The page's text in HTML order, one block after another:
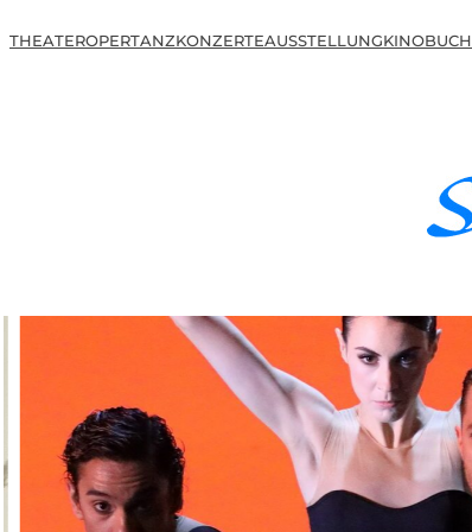
THEATEROPERTANZKONZERTEAUSSTELLUNGKINOBUCH